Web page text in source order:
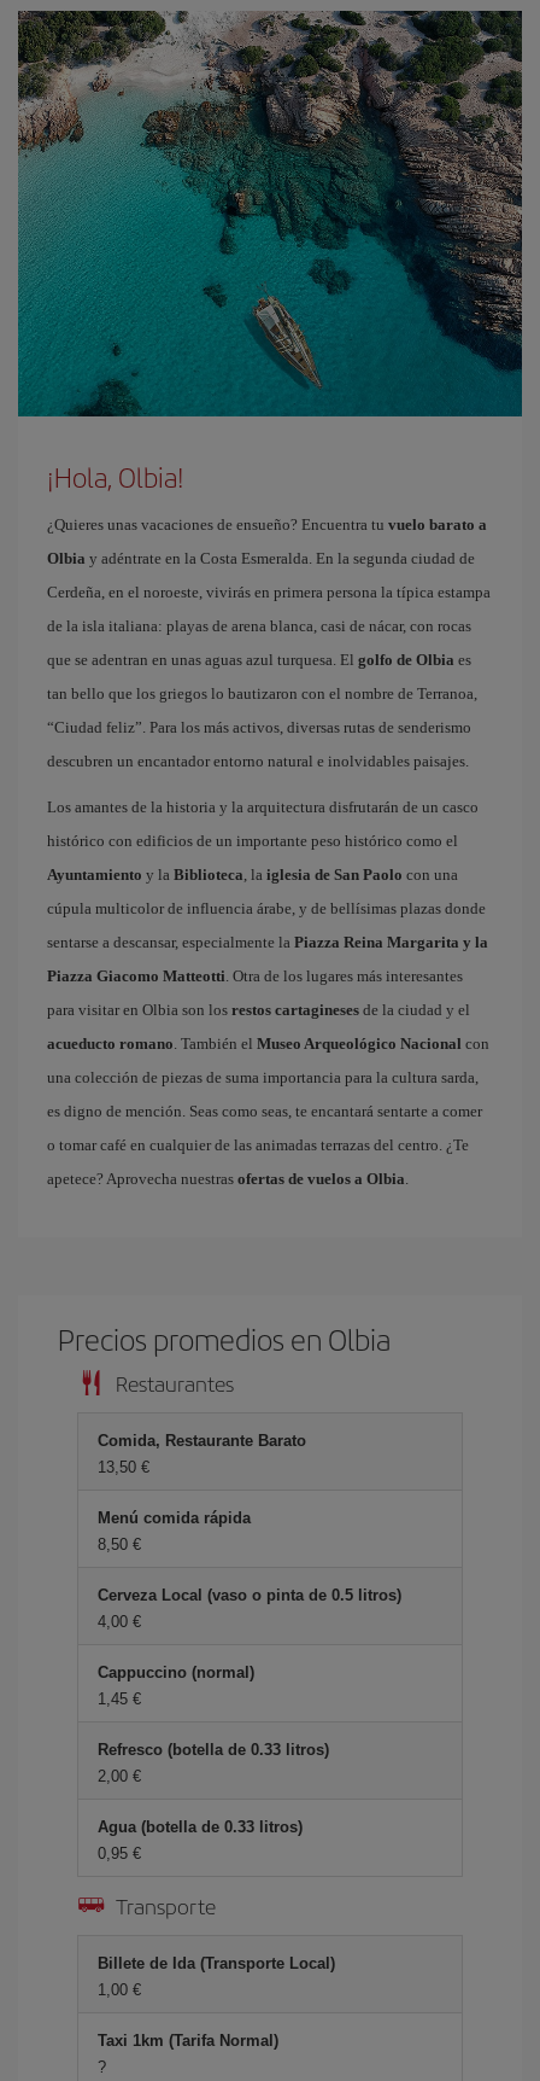
¡Hola, Olbia!
¿Quieres unas vacaciones de ensueño? Encuentra tu vuelo barato a
Olbia y adéntrate en la Costa Esmeralda. En la segunda ciudad de
Cerdeña, en el noroeste, vivirás en primera persona la típica estampa
de la isla italiana: playas de arena blanca, casi de nácar, con rocas
que se adentran en unas aguas azul turquesa. El golfo de Olbia es
tan bello que los griegos lo bautizaron con el nombre de Terranoa,
“Ciudad feliz”. Para los más activos, diversas rutas de senderismo
descubren un encantador entorno natural e inolvidables paisajes.
Los amantes de la historia y la arquitectura disfrutarán de un casco
histórico con edificios de un importante peso histórico como el
Ayuntamiento y la Biblioteca , la iglesia de San Paolo con una
cúpula multicolor de influencia árabe, y de bellísimas plazas donde
sentarse a descansar, especialmente la Piazza Reina Margarita y la
Piazza Giacomo Matteotti . Otra de los lugares más interesantes
para visitar en Olbia son los restos cartagineses de la ciudad y el
acueducto romano . También el Museo Arqueológico Nacional con
una colección de piezas de suma importancia para la cultura sarda,
es digno de mención. Seas como seas, te encantará sentarte a comer
o tomar café en cualquier de las animadas terrazas del centro. ¿Te
apetece? Aprovecha nuestras ofertas de vuelos a Olbia
Precios promedios en Olbia
Restaurantes
Comida, Restaurante Barato
13,50 €
Menú comida rápida
8,50 €
Cerveza Local (vaso o pinta de 0.5 litros)
4,00 €
Cappuccino (normal)
1,45 €
Refresco (botella de 0.33 litros)
2,00 €
Agua (botella de 0.33 litros)
0,95 €
Transporte
Billete de Ida (Transporte Local)
1,00 €
Taxi 1km (Tarifa Normal)
?